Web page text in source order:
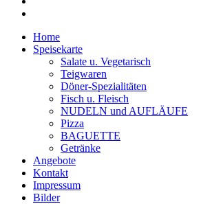
Home
Speisekarte
Salate u. Vegetarisch
Teigwaren
Döner-Spezialitäten
Fisch u. Fleisch
NUDELN und AUFLÄUFE
Pizza
BAGUETTE
Getränke
Angebote
Kontakt
Impressum
Bilder